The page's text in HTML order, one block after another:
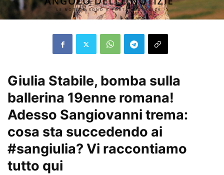
Giulia Stabile, bomba sulla
ballerina 19enne romana!
Adesso Sangiovanni trema:
cosa sta succedendo ai
#sangiulia? Vi raccontiamo
tutto qui